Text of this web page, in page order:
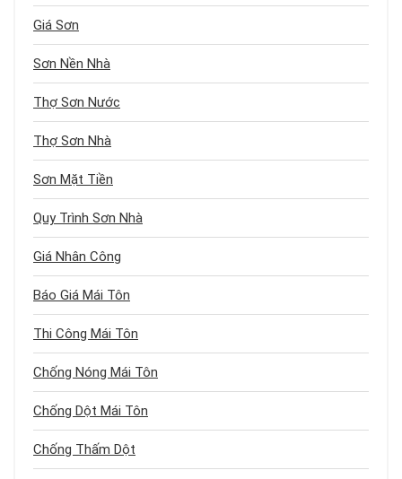
Giá Sơn
Sơn Nền Nhà
Thợ Sơn Nước
Thợ Sơn Nhà
Sơn Mặt Tiền
Quy Trình Sơn Nhà
Giá Nhân Công
Báo Giá Mái Tôn
Thi Công Mái Tôn
Chống Nóng Mái Tôn
Chống Dột Mái Tôn
Chống Thấm Dột